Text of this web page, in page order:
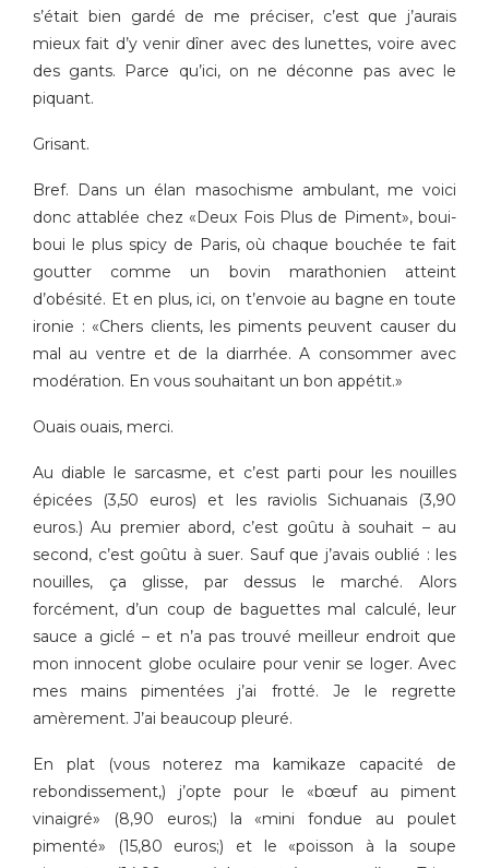
s’était bien gardé de me préciser, c’est que j’aurais
mieux fait d’y venir dîner avec des lunettes, voire avec
des gants. Parce qu’ici, on ne déconne pas avec le
piquant.
Grisant.
Bref. Dans un élan masochisme ambulant, me voici
donc attablée chez «Deux Fois Plus de Piment», boui-
boui le plus spicy de Paris, où chaque bouchée te fait
goutter comme un bovin marathonien atteint
d’obésité. Et en plus, ici, on t’envoie au bagne en toute
ironie : «Chers clients, les piments peuvent causer du
mal au ventre et de la diarrhée. A consommer avec
modération. En vous souhaitant un bon appétit.»
Ouais ouais, merci.
Au diable le sarcasme, et c’est parti pour les nouilles
épicées (3,50 euros) et les raviolis Sichuanais (3,90
euros.) Au premier abord, c’est goûtu à souhait – au
second, c’est goûtu à suer. Sauf que j’avais oublié : les
nouilles, ça glisse, par dessus le marché. Alors
forcément, d’un coup de baguettes mal calculé, leur
sauce a giclé – et n’a pas trouvé meilleur endroit que
mon innocent globe oculaire pour venir se loger. Avec
mes mains pimentées j’ai frotté. Je le regrette
amèrement. J’ai beaucoup pleuré.
En plat (vous noterez ma kamikaze capacité de
rebondissement,) j’opte pour le «bœuf au piment
vinaigré» (8,90 euros;) la «mini fondue au poulet
pimenté» (15,80 euros;) et le «poisson à la soupe